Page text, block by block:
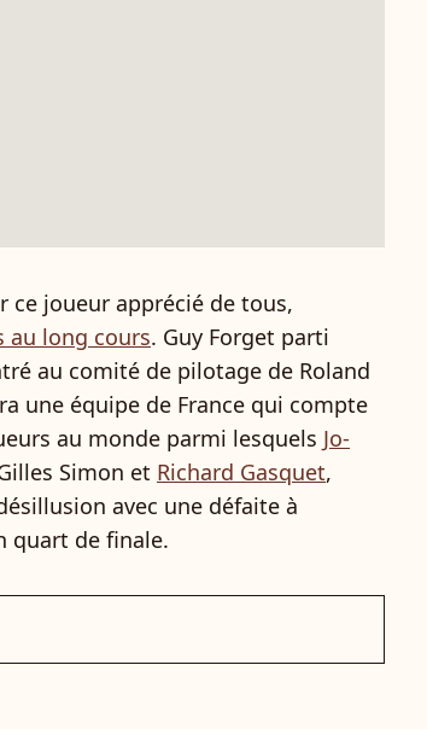
ce joueur apprécié de tous,
au long cours. Guy Forget parti
au comité de pilotage de Roland
une équipe de France qui compte
au monde parmi lesquels Jo-
Simon et Richard Gasquet,
avec une défaite à
quart de finale.